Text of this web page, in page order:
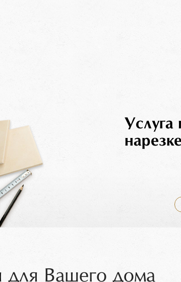
Услуга
для Вашего дома